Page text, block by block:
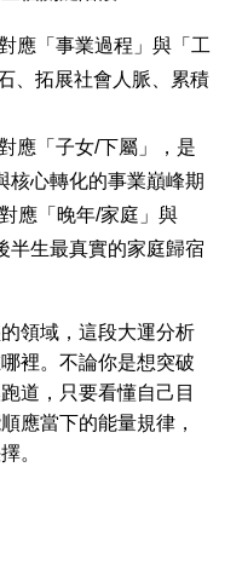
對應「事業過程」與「工
、拓展社會人脈、累積
對應「子女/下屬」，是
核心轉化的事業巔峰期
對應「晚年/家庭」與
半生最真實的家庭歸宿
領域，這段大運分析
裡。不論你是想突破
道，只要看懂自己目
應當下的能量規律，
。